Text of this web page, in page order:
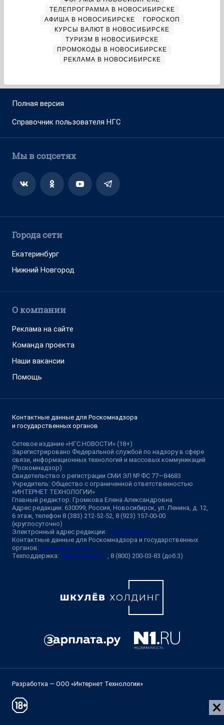
ТЕЛЕПРОГРАММА В НОВОСИБИРСКЕ
АФИША В НОВОСИБИРСКЕ
ГОРОСКОП
КУРСЫ ВАЛЮТ В НОВОСИБИРСКЕ
ТУРИЗМ В НОВОСИБИРСКЕ
ПРОМОКОДЫ В НОВОСИБИРСКЕ
РЕКЛАМА В НОВОСИБИРСКЕ
Полная версия
Справочник пользователя НГС
Мы в соцсетях
Города сети
Екатеринбург
Нижний Новгород
О компании
Реклама на сайте
Команда проекта
Наши вакансии
Помощь
Контактные данные для Роскомнадзора
и государственных органов
Сетевое издание «НГС.НОВОСТИ» (18+)
Зарегистрировано Федеральной службой по надзору в сфере
связи, информационных технологий и массовых коммуникаций
(Роскомнадзор)
Свидетельство о регистрации СМИ ЭЛ № ФС 77—84683
Учредитель: Общество с ограниченной ответственностью
«ИНТЕРНЕТ ТЕХНОЛОГИИ»
Главный редактор: Громкова Елена Александровна
Адрес редакции: 630099, Россия, Новосибирск, ул. Ленина, д. 12,
6 этаж, телефон 8 (383) 212-52-52, 8 (923) 157-00-00
(круглосуточно)
Электронный адрес редакции: ngs@shkulev.ru
Контактные данные для Роскомнадзора и государственных
органов: juristnsk@shkulev.ru
Техподдержка: help@shkulev.ru , 8 (800) 200-03-83 (доб.3)
Разработка — ООО «Интернет Технологии»